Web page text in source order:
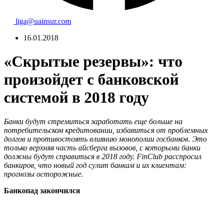
liga@uainsur.com
16.01.2018
«Скрытые резервы»: что
произойдет с банковской
системой в 2018 году
Банки будут стремиться заработать еще больше на
потребительском кредитовании, избавиться от проблемных
долгов и противостоять влиянию монополии госбанков. Это
только верхняя часть айсберга вызовов, с которыми банки
должны будут справиться в 2018 году. FinClub расспросил
банкиров, что новый год сулит банкам и их клиентам:
прогнозы осторожные.
Банкопад закончился